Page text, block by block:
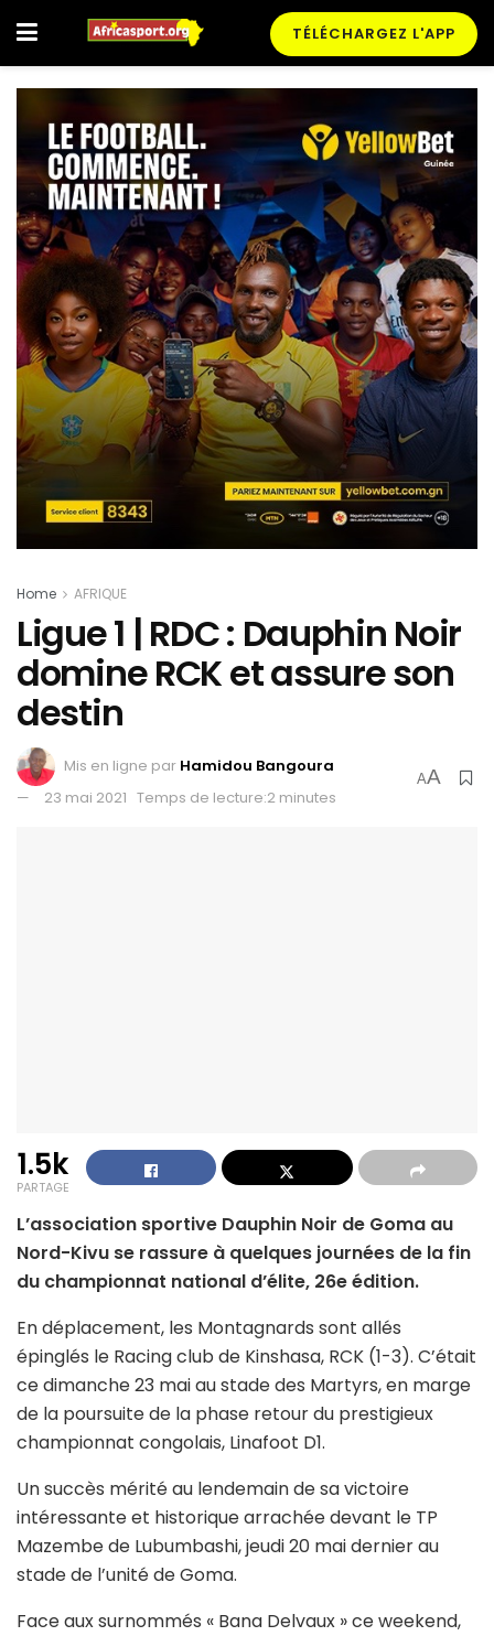
TÉLÉCHARGEZ L'APP
Home AFRIQUE
Ligue 1 | RDC : Dauphin Noir
domine RCK et assure son
destin
Mis en ligne par Hamidou Bangoura
23 mai 2021 Temps de lecture:2 minutes
AA
1.5k
PARTAGE
L’association sportive Dauphin Noir de Goma au
Nord-Kivu se rassure à quelques journées de la fin
du championnat national d’élite, 26e édition.
En déplacement, les Montagnards sont allés
épinglés le Racing club de Kinshasa, RCK (1-3). C’était
ce dimanche 23 mai au stade des Martyrs, en marge
de la poursuite de la phase retour du prestigieux
championnat congolais, Linafoot D1.
Un succès mérité au lendemain de sa victoire
intéressante et historique arrachée devant le TP
Mazembe de Lubumbashi, jeudi 20 mai dernier au
stade de l’unité de Goma.
Face aux surnommés « Bana Delvaux » ce weekend,